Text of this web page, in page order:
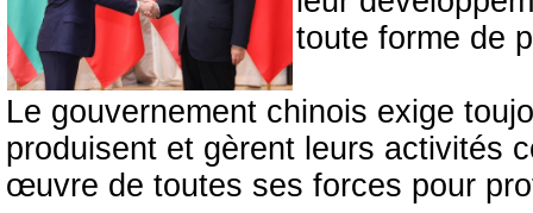
toute forme de
Le gouvernement chinois exige
produisent et gèrent leurs activités
œuvre de toutes ses forces pour